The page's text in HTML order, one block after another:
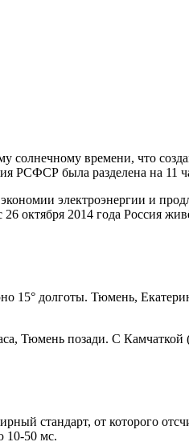
солнечному времени, что
РСФСР была разделена на 11
электроэнергии и
октября 2014 года Россия
15° долготы. Тюмень,
Тюмень позади. С Камчаткой
стандарт, от которого
10-50 мс.